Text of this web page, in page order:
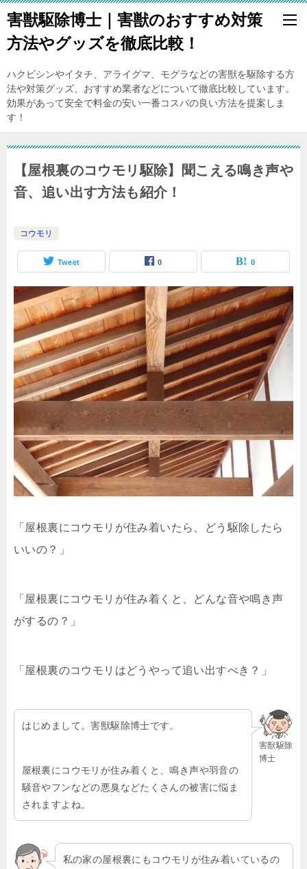
害獣駆除博士｜害獣のおすすめ対策
方法やグッズを徹底比較！
ハクビシンやイタチ、アライグマ、モグラなどの害獣を駆除する方
法や対策グッズ、おすすめ業者などについて徹底比較しています。
効果があって安全で料金の安い一番コスパの良い方法を提案しま
す！
【屋根裏のコウモリ駆除】聞こえる鳴き声や
音、追い出す方法も紹介！
コウモリ
Tweet 0 0
「屋根裏にコウモリが住み着いたら、どう駆除したら
いいの？」
「屋根裏にコウモリが住み着くと、どんな音や鳴き声
がするの？」
「屋根裏のコウモリはどうやって追い出すべき？」
害獣駆除
博士
はじめまして。害獣駆除博士です。
屋根裏にコウモリが住み着くと、鳴き声や羽音の
騒音やフンなどの悪臭などたくさんの被害に悩ま
されますよね。
私の家の屋根裏にもコウモリが住み着いているの